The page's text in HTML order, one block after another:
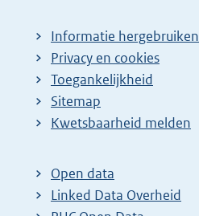
Informatie hergebruiken
Privacy en cookies
Toegankelijkheid
Sitemap
E
t
e
r
Kwetsbaarheid melden
Open data
Linked Data Overheid